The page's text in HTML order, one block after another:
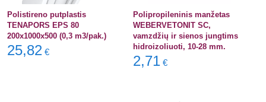
Polistireno putplastis
TENAPORS EPS 80
200x1000x500 (0,3 m3/pak.)
25,82 €
Polipropileninis manžetas
WEBERVETONIT SC,
vamzdžių ir sienos jungtims
hidroizoliuoti, 10-28 mm.
2,71 €